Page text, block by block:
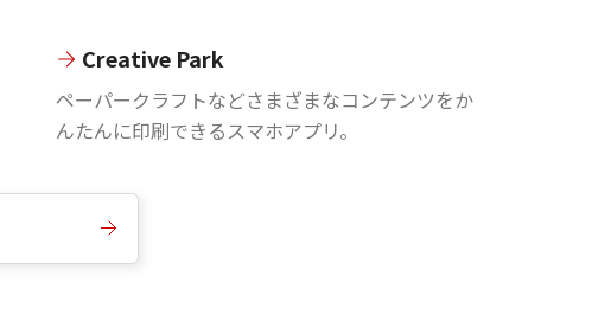
Creative Park
ペーパークラフトなどさまざまなコンテンツをか
んたんに印刷できるスマホアプリ。